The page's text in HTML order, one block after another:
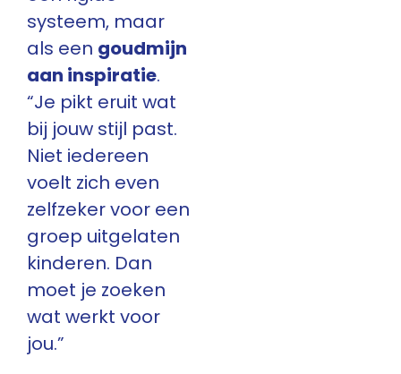
systeem, maar
als een goudmijn
aan inspiratie.
“Je pikt eruit wat
bij jouw stijl past.
Niet iedereen
voelt zich even
zelfzeker voor een
groep uitgelaten
kinderen. Dan
moet je zoeken
wat werkt voor
jou.”